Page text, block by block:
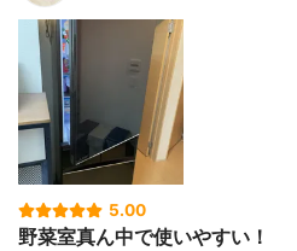
5.00
野菜室真ん中で使いやすい！